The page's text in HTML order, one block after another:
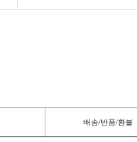
배송/반품/환불